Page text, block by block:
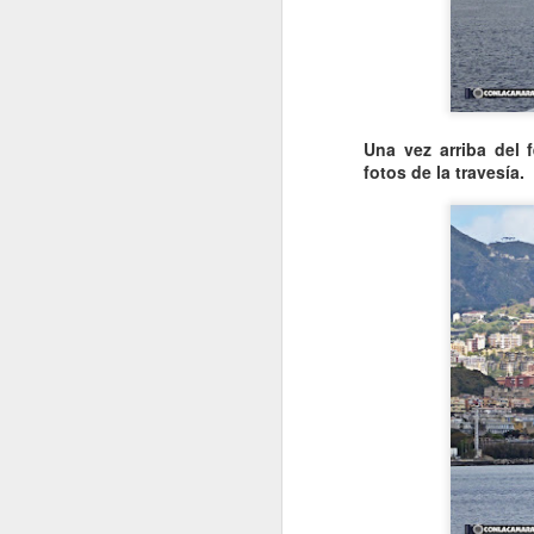
Una vez arriba del
fotos de la travesía.